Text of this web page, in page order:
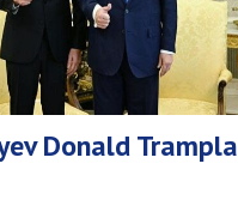
Donald Trampla